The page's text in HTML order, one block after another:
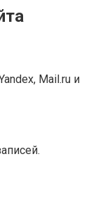
Mail.ru и